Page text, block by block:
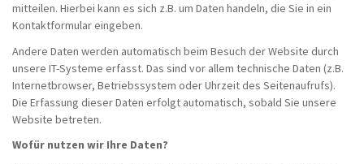
mitteilen. Hierbei kann es sich z.B. um Daten handeln, die Sie in ein
Kontaktformular eingeben.
Andere Daten werden automatisch beim Besuch der Website durch
unsere IT-Systeme erfasst. Das sind vor allem technische Daten (z.B.
Internetbrowser, Betriebssystem oder Uhrzeit des Seitenaufrufs).
Die Erfassung dieser Daten erfolgt automatisch, sobald Sie unsere
Website betreten.
Wofür nutzen wir Ihre Daten?